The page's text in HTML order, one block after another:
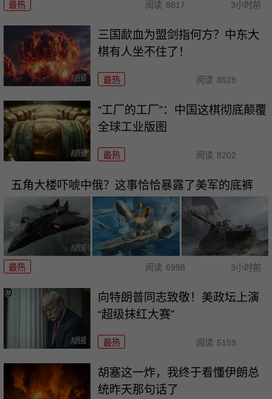
最热 阅读 8817 3小时前
三国歃血为盟剑指何方？中东大
棋有人坐不住了！
最热 阅读 8528
“工厂的工厂”：中国这棋彻底颠覆
全球工业版图
最热 阅读 8202
五角大楼吓唬中俄？这事恰恰暴露了美军的底裤
最热 阅读 6998 3小时前
向特朗普同志致敬！美政坛上演
“超级抹红大赛”
最热 阅读 5159
胡塞这一炸，我终于看懂伊朗总
统昨天那句话了